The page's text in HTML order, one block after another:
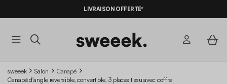
BONS PLANS* AVEC LECODE SUMMER10
LIVRAISON OFFERTE*
sweeek Salon
Canapé
Canapé d'angle réversible, convertible, 3 places tissu avec coffre